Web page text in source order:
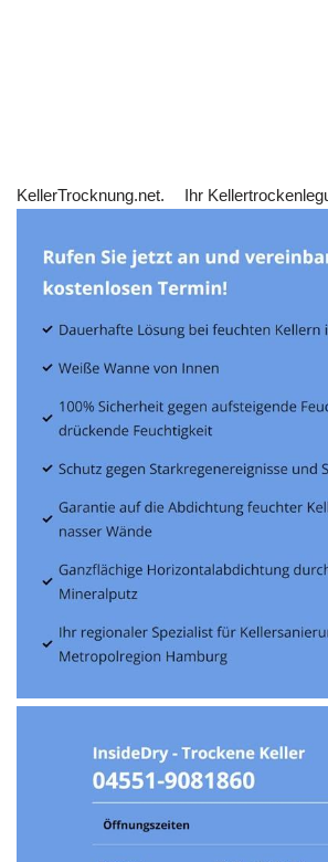
KellerTrocknung.net. Ihr